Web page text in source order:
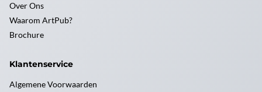
Over Ons
Waarom ArtPub?
Brochure
Klantenservice
Algemene Voorwaarden